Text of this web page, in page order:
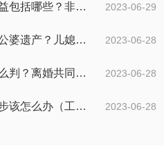
2023-06-29
非婚生子女合法权益包括哪些？非婚生子女继承财产的条件是什么？ 全球热点评
2023-06-28
丧偶儿媳能否继承公婆遗产？儿媳有没有赡养老人的义务？
2023-06-28
两人了离婚财产怎么判？离婚共同财产有哪些？_焦点快报
2023-06-28
工伤鉴定书拿到下步该怎么办（工伤鉴定后要是对伤残等级结论不服怎么办）